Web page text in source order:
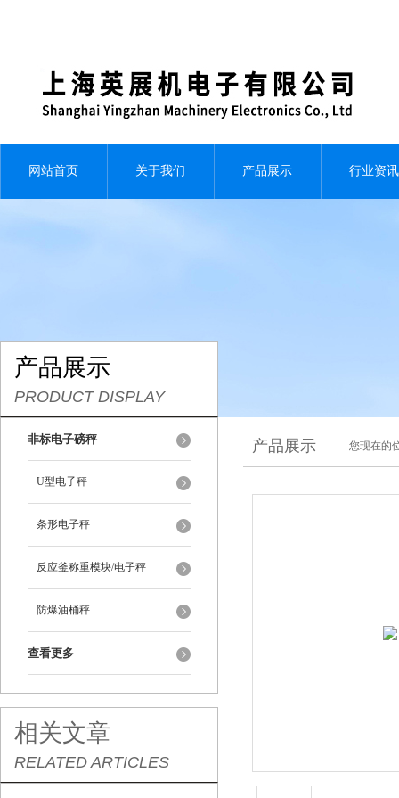
网站首页 关于我们 产品展示 行业资讯
产品展示
PRODUCT DISPLAY
非标电子磅秤
U型电子秤
条形电子秤
反应釜称重模块/电子秤
防爆油桶秤
查看更多
相关文章
RELATED ARTICLES
产品展示 您现在的